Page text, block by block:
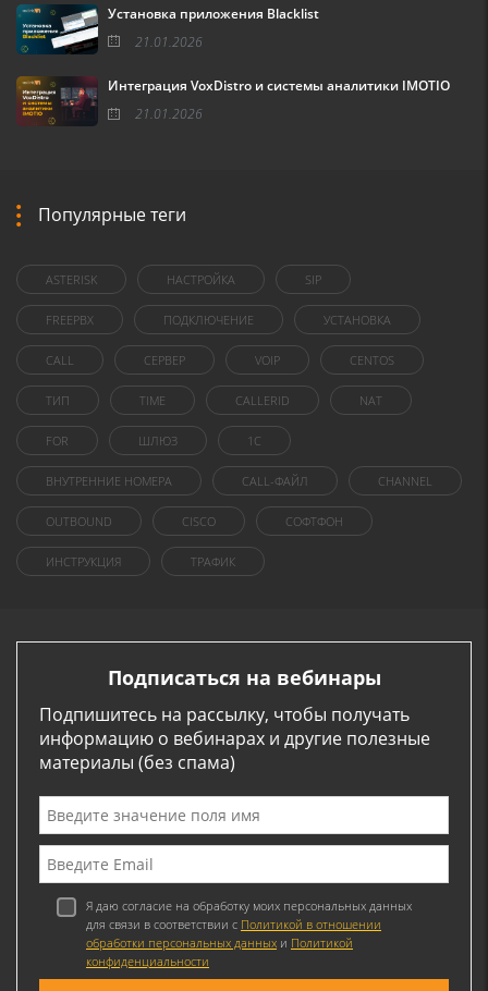
Установка приложения Blacklist
21.01.2026
Интеграция VoxDistro и системы аналитики IMOTIO
21.01.2026
Популярные теги
ASTERISK НАСТРОЙКА SIP
FREEPBX ПОДКЛЮЧЕНИЕ УСТАНОВКА
CALL СЕРВЕР VOIP CENTOS
ТИП TIME CALLERID NAT
FOR ШЛЮЗ 1C
ВНУТРЕННИЕ НОМЕРА CALL-ФАЙЛ CHANNEL
OUTBOUND CISCO СОФТФОН
ИНСТРУКЦИЯ ТРАФИК
Подписаться на вебинары
Подпишитесь на рассылку, чтобы получать
информацию о вебинарах и другие полезные
материалы (без спама)
Я даю согласие на обработку моих персональных данных
для связи в соответствии с Политикой в отношении
обработки персональных данных и Политикой
конфиденциальности